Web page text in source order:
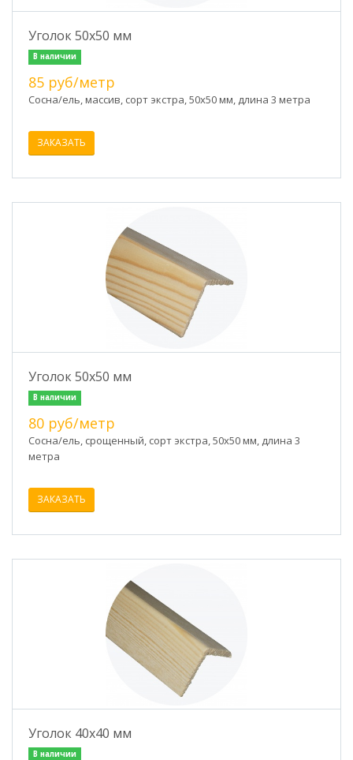
Уголок 50х50 мм
В наличии
85 руб/метр
Сосна/ель, массив, сорт экстра, 50х50 мм, длина 3 метра
ЗАКАЗАТЬ
Уголок 50х50 мм
В наличии
80 руб/метр
Сосна/ель, срощенный, сорт экстра, 50х50 мм, длина 3
метра
ЗАКАЗАТЬ
Уголок 40х40 мм
В наличии